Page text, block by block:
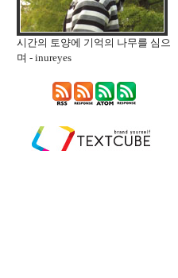
시간의 토양에 기억의 나무를 심으
며 - inureyes